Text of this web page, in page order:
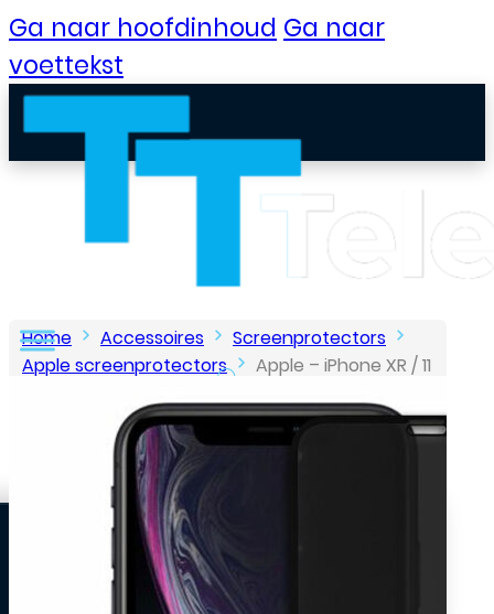
Ga naar hoofdinhoud Ga naar
voettekst
B2B Portaal
Klantenservice
Neem contact op
Veelgestelde vragen
Home Accessoires
Screenprotectors
Apple screenprotectors
Apple – iPhone XR / 11